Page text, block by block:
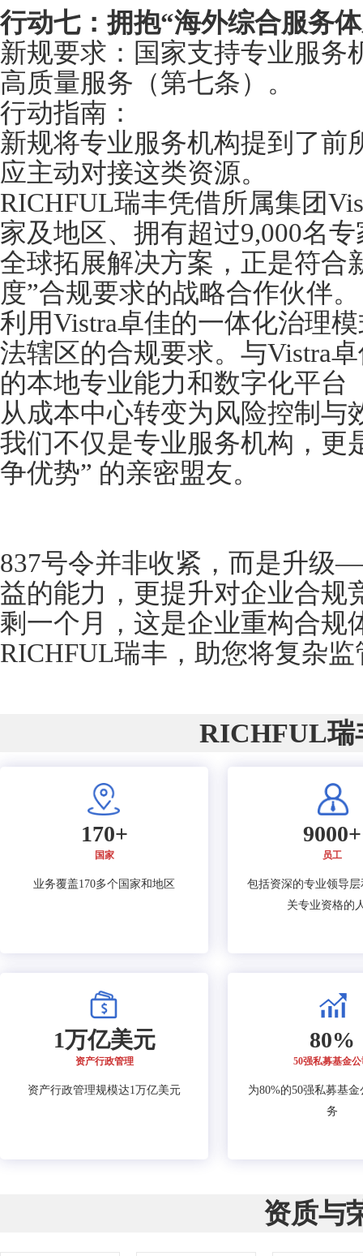
行动七：拥抱“海外综合服务
新规要求：国家支持专业服务
高质量服务（第七条）。
行动指南：
新规将专业服务机构提到了前
应主动对接这类资源。
RICHFUL瑞丰凭借所属集团
家及地区、拥有超过9,000名
全球拓展解决方案，正是符合
度”合规要求的战略合作伙伴。
利用Vistra卓佳的一体化治理
法辖区的合规要求。与Vistra
的本地专业能力和数字化平台
从成本中心转变为风险控制与
我们不仅是专业服务机构，更
争优势” 的亲密盟友。
837号令并非收紧，而是升级
益的能力，更提升对企业合规
剩一个月，这是企业重构合规
RICHFUL瑞丰，助您将复杂
RICHFUL瑞
170+
国家
业务覆盖170多个国家和地区
9000+
员工
包括资深的专业领导
关专业资格的
1万亿美元
资产行政管理
资产行政管理规模达1万亿美元
80%
50强私募基金
为80%的50强私募基
务
资质与